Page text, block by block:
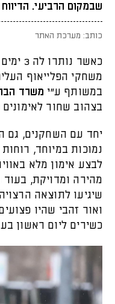
שבמקום הרביעי. הדיווח
כותב: מערכת האתר
כאשר נותרו לה 3 ימים בלבד למפגש מול
משחקי הפלייאוף
במשותף ע״י משרד
בצהוב שחור
יחד עם השחקנים, גם
נמוכות במיוחד,
לבצע אימון מלא
מהירה ומדויקת,
שיגיעו לתוצאה
ואור זהבי שהיו
כשירים ליום ראשון